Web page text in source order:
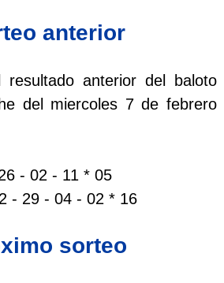
anterior
resultado anterior del baloto
del miercoles 7 de febrero
- 02 - 11 * 05
- 29 - 04 - 02 * 16
sorteo